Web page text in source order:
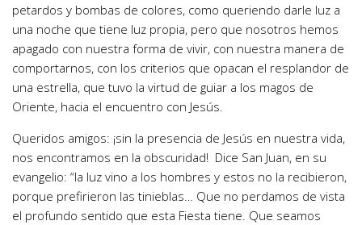
petardos y bombas de colores, como queriendo darle luz a
una noche que tiene luz propia, pero que nosotros hemos
apagado con nuestra forma de vivir, con nuestra manera de
comportarnos, con los criterios que opacan el resplandor de
una estrella, que tuvo la virtud de guiar a los magos de
Oriente, hacia el encuentro con Jesús.
Queridos amigos: ¡sin la presencia de Jesús en nuestra vida,
nos encontramos en la obscuridad! Dice San Juan, en su
evangelio: “la luz vino a los hombres y estos no la recibieron,
porque prefirieron las tinieblas… Que no perdamos de vista
el profundo sentido que esta Fiesta tiene. Que seamos